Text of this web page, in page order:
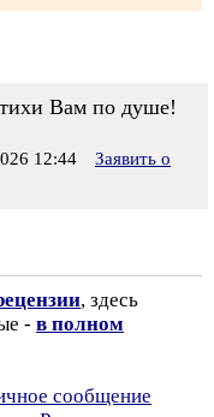
Вам по душе!
12:44
Заявить о
, здесь
- в полном
сообщение